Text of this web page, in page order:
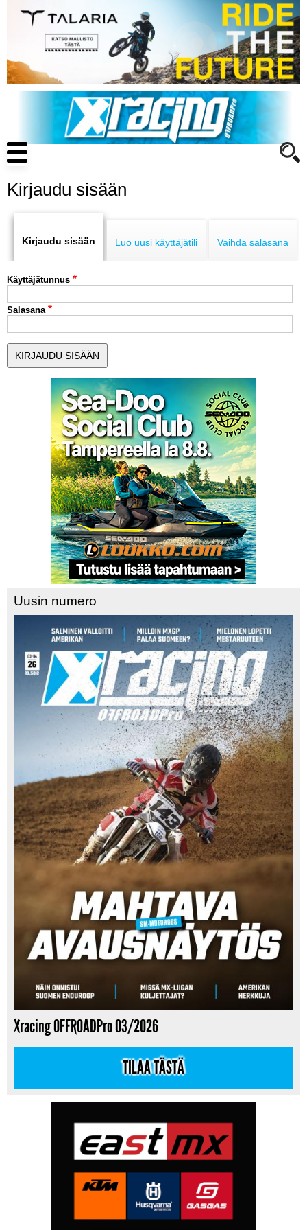
pääsisältöön
Main
navigation
ENDURO
LUE DIGILEHDET
ASIAKASPALVELU JA
OHJEET
MEDIATIEDOT
YHTEYSTIEDOT
Kirjaudu sisään
tabs
Kirjaudu sisään Luo uusi käyttäjätili Vaihda salasana
Käyttäjätunnus
Salasana
Uusin numero
Xracing OFFROADPro 03/2026
TILAA TÄSTÄ